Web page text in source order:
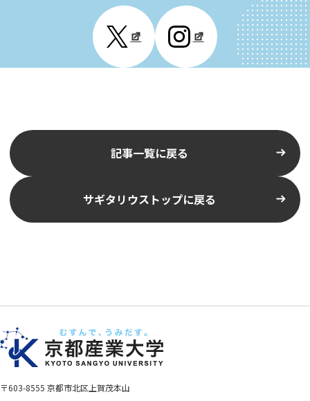
記事一覧に戻る
サギタリウストップに戻る
〒603-8555 京都市北区上賀茂本山